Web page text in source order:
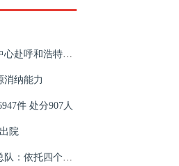
自治区城乡人居环境发展促进中心赴呼和浩特市、包头市开展中央巡视意见整改调研工作
消纳能力
件 处分907人
院
【两学一做】内蒙古公安消防总队：依托四个载体统筹开展学习教育